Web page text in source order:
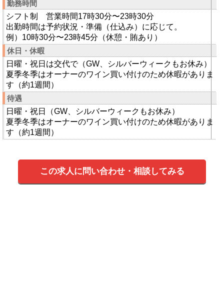
勤務時間
シフト制 営業時間17時30分〜23時30分
出勤時間は予約状況・準備（仕込み）に応じて。
例）10時30分〜23時45分（休憩・賄あり）
休日・休暇
日曜・祝日は交代で（GW、シルバーウィークもお休み）
夏季冬季はオーナーのワイン買い付けのため休暇がありま
す（約1週間）
待遇
日曜・祝日（GW、シルバーウィークもお休み）
夏季冬季はオーナーのワイン買い付けのため休暇がありま
す（約1週間）
この求人に問い合わせ・相談してみる